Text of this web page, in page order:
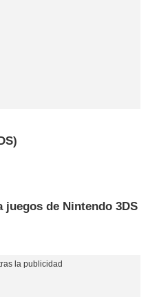
de Nintendo 3DS